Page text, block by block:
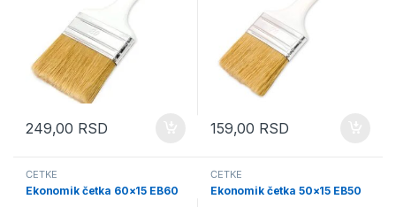
249,00 RSD 159,00 RSD
ČETKE
Ekonomik četka 60×15 EB60
ČETKE
Ekonomik četka 50×15 EB50